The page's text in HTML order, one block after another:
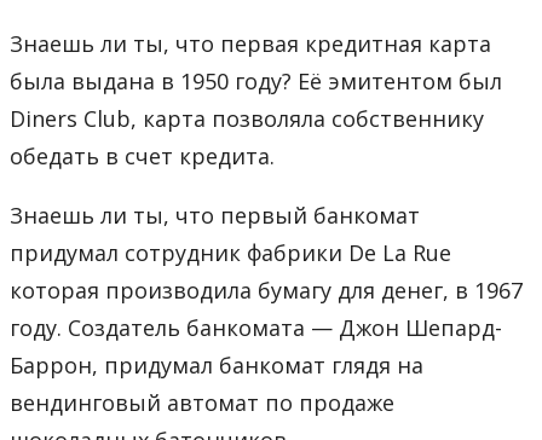
Знаешь ли ты, что первая кредитная карта
была выдана в 1950 году? Её эмитентом был
Diners Club, карта позволяла собственнику
обедать в счет кредита.
Знаешь ли ты, что первый банкомат
придумал сотрудник фабрики De La Rue
которая производила бумагу для денег, в 1967
году. Создатель банкомата — Джон Шепард-
Баррон, придумал банкомат глядя на
вендинговый автомат по продаже